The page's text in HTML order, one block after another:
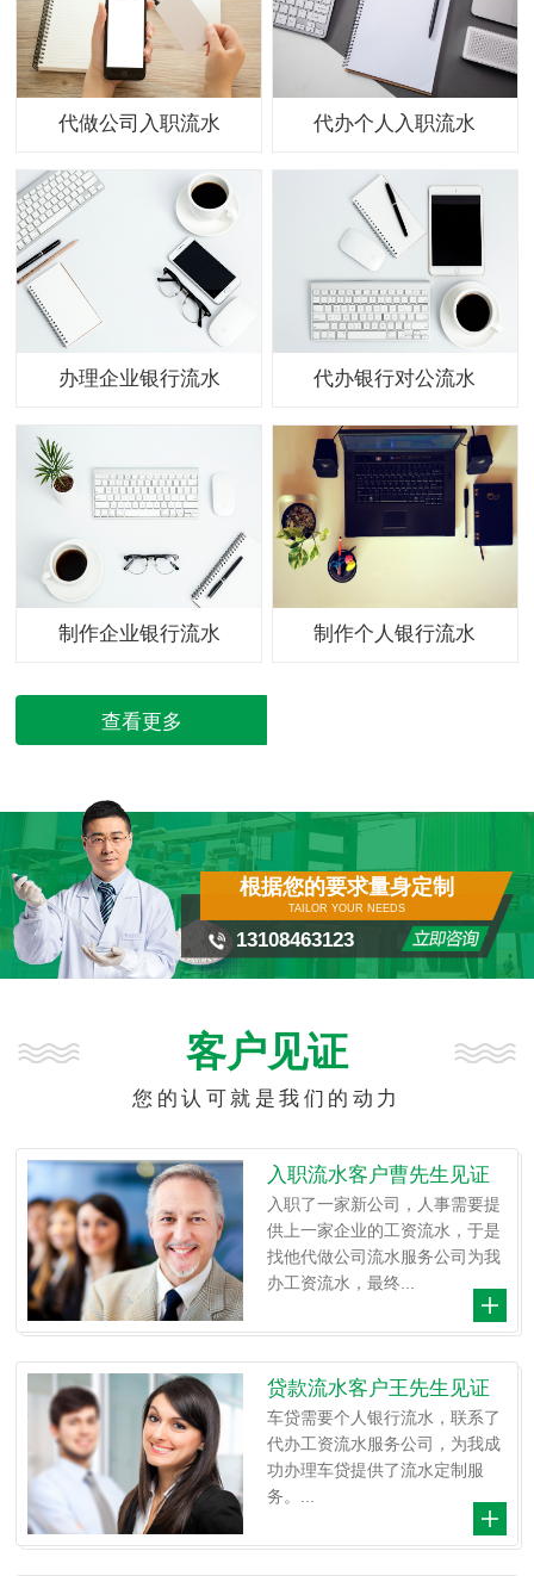
代做公司入职流水 代办个人入职流水
办理企业银行流水 代办银行对公流水
制作企业银行流水 制作个人银行流水
查看更多
根据您的要求量身定制
TAILOR YOUR NEEDS
13108463123
客户见证
您的认可就是我们的动力
入职流水客户曹先生见证
入职了一家新公司，人事需要提
供上一家企业的工资流水，于是
找他代做公司流水服务公司为我
办工资流水，最终...
贷款流水客户王先生见证
车贷需要个人银行流水，联系了
代办工资流水服务公司，为我成
功办理车贷提供了流水定制服
务。...